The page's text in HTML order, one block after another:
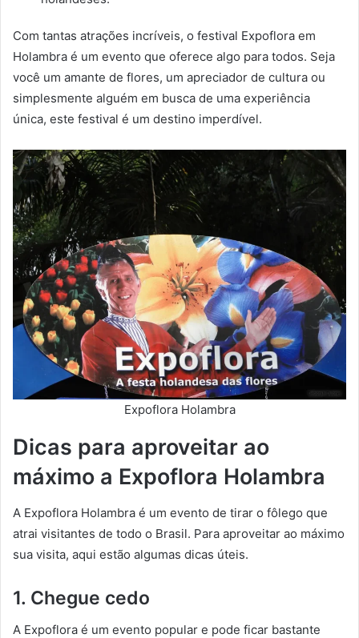
Com tantas atrações incríveis, o festival Expoflora em
Holambra é um evento que oferece algo para todos. Seja
você um amante de flores, um apreciador de cultura ou
simplesmente alguém em busca de uma experiência
única, este festival é um destino imperdível.
Expoflora Holambra
Dicas para aproveitar ao
máximo a Expoflora Holambra
A Expoflora Holambra é um evento de tirar o fôlego que
atrai visitantes de todo o Brasil. Para aproveitar ao máximo
sua visita, aqui estão algumas dicas úteis.
1. Chegue cedo
A Expoflora é um evento popular e pode ficar bastante